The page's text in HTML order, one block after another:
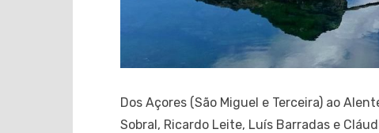
Dos Açores (São Miguel e Terceira) ao
Sobral, Ricardo Leite, Luís Barradas e